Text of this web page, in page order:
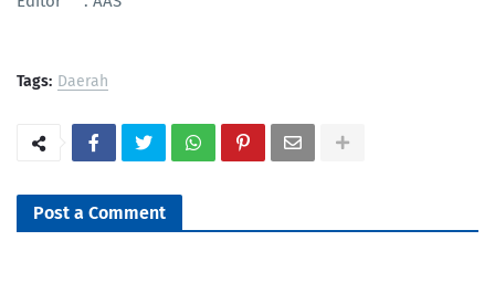
Tags: Daerah
Post a Comment